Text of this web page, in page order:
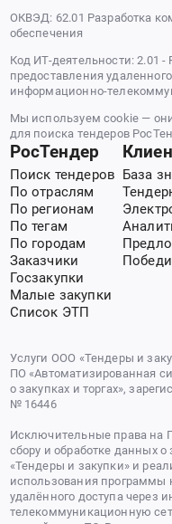
ОКВЭД: 62.01 Разработка
обеспечения
Код ИТ-деятельности: 2.01
предоставления
информационно-
Мы используем cookie —
для поиска тендеров
РосТендер
Поиск тендеров
По отраслям
По регионам
По тегам
По городам
Заказчики
Госзакупки
Малые закупки
Список ЭТП
База
Услуги ООО «Тендеры и
ПО «Автоматизированная
о закупках и торгах»,
№ 16446
Исключительные права на
сбору и обработке данных
«Тендеры и закупки» и
использования программы
удалённого доступа через
телекоммуникационную